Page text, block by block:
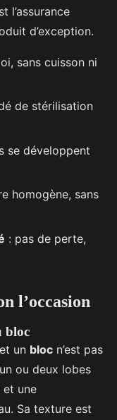
l’assurance
d’exception.
sans cuisson ni
de stérilisation
se développent
homogène, sans
: pas de perte,
l’occasion
bloc
et un bloc n’est pas
ou deux lobes
une
Sa texture est